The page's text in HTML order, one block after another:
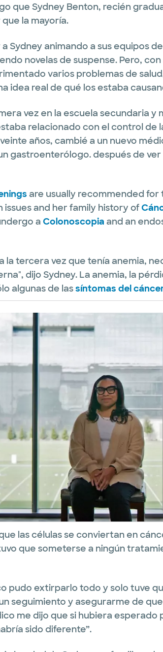
que Sydney Benton, recién
la mayoría.
Sydney animando a sus equipos
novelas de suspense. Pero, con
varios problemas de
idea real de qué los estaba
vez en la escuela secundaria y
relacionado con el control de
años, cambié a un nuevo
gastroenterólogo. después de ver
are usually recommended for
issues and her family history of
a Colonoscopia and an
la tercera vez que tenía anemia,
dijo Sydney. La anemia, la
algunas de lassíntomas del
las células se conviertan en
que someterse a ningún
pudo extirparlo todo y solo tuve
seguimiento y asegurarme de
me dijo que si hubiera esperado
sido diferente”.